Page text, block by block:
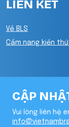
LIÊN KẾT
Về BLS
Cẩm nang kiến
CẬP
Vui lòng liên hệ